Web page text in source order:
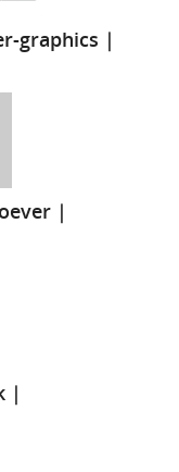
graphics |
|
|